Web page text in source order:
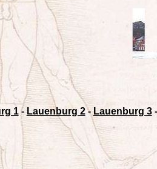
1-Lauenburg 2-Lauenburg 3